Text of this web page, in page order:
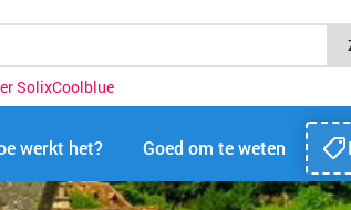
SolixCoolblue
werkt het? Goed om te weten